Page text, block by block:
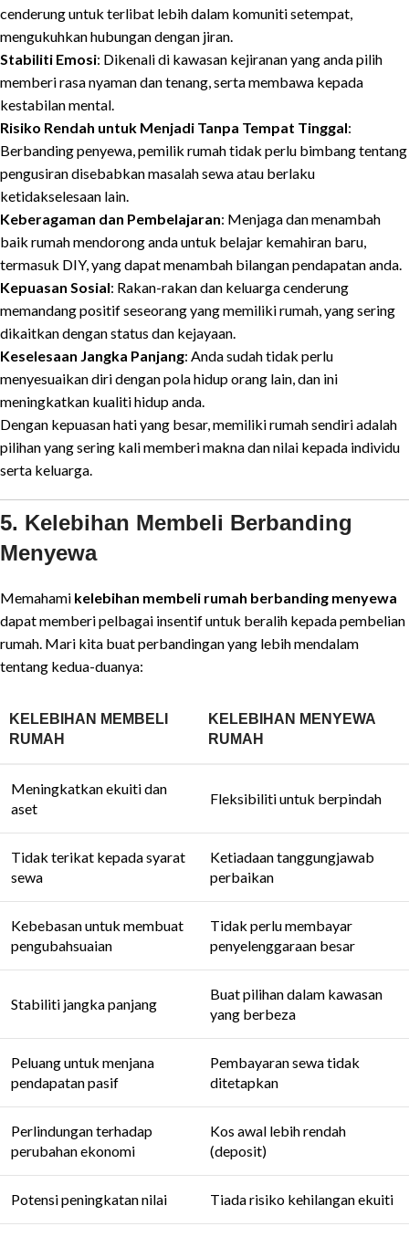
cenderung untuk terlibat lebih dalam komuniti setempat,
mengukuhkan hubungan dengan jiran.
Stabiliti Emosi: Dikenali di kawasan kejiranan yang anda pilih
memberi rasa nyaman dan tenang, serta membawa kepada
kestabilan mental.
Risiko Rendah untuk Menjadi Tanpa Tempat Tinggal:
Berbanding penyewa, pemilik rumah tidak perlu bimbang tentang
pengusiran disebabkan masalah sewa atau berlaku
ketidakselesaan lain.
Keberagaman dan Pembelajaran: Menjaga dan menambah
baik rumah mendorong anda untuk belajar kemahiran baru,
termasuk DIY, yang dapat menambah bilangan pendapatan anda.
Kepuasan Sosial: Rakan-rakan dan keluarga cenderung
memandang positif seseorang yang memiliki rumah, yang sering
dikaitkan dengan status dan kejayaan.
Keselesaan Jangka Panjang: Anda sudah tidak perlu
menyesuaikan diri dengan pola hidup orang lain, dan ini
meningkatkan kualiti hidup anda.
Dengan kepuasan hati yang besar, memiliki rumah sendiri adalah
pilihan yang sering kali memberi makna dan nilai kepada individu
serta keluarga.
5. Kelebihan Membeli Berbanding
Menyewa
Memahami kelebihan membeli rumah berbanding menyewa
dapat memberi pelbagai insentif untuk beralih kepada pembelian
rumah. Mari kita buat perbandingan yang lebih mendalam
tentang kedua-duanya:
KELEBIHAN MEMBELI
RUMAH
KELEBIHAN MENYEWA
RUMAH
Meningkatkan ekuiti dan
aset
Fleksibiliti untuk berpindah
Tidak terikat kepada syarat
sewa
Ketiadaan tanggungjawab
perbaikan
Kebebasan untuk membuat
pengubahsuaian
Tidak perlu membayar
penyelenggaraan besar
Stabiliti jangka panjang
Buat pilihan dalam kawasan
yang berbeza
Peluang untuk menjana
pendapatan pasif
Pembayaran sewa tidak
ditetapkan
Perlindungan terhadap
perubahan ekonomi
Kos awal lebih rendah
(deposit)
Potensi peningkatan nilai Tiada risiko kehilangan ekuiti